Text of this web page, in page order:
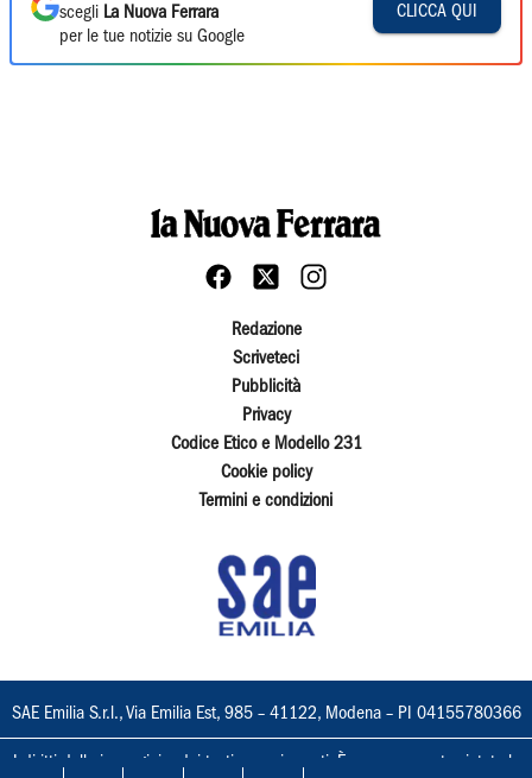
scegli La Nuova Ferrara
per le tue notizie su Google
CLICCA QUI
Redazione
Scriveteci
Pubblicità
Privacy
Codice Etico e Modello 231
Cookie policy
Termini e condizioni
SAE Emilia S.r.l., Via Emilia Est, 985 – 41122, Modena – PI 04155780366
I diritti delle immagini e dei testi sono riservati. È espressamente vietata la